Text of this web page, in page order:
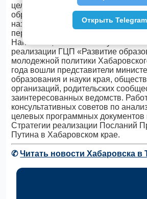
целесообразности внести
образовательную программу с
называемого «регионального
первую очередь, при изучении
Напомним, в состав
реализации ГЦП «Развитие
молодежной политики
года вошли представители
образования и науки края,
организаций, родительских
заинтересованных ведомств.
консультативных советов по
целевых программных документов
Стратегии реализации Посланий
Путина в Хабаровском крае.
✆Читать новости Хабаровска в
Открыть Telegram